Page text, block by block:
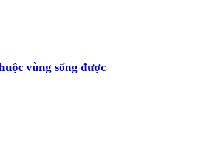
vùng sống được